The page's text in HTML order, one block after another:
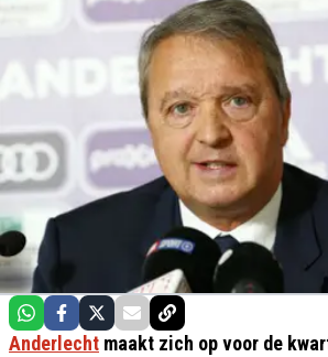
Anderlecht maakt zich op voor de